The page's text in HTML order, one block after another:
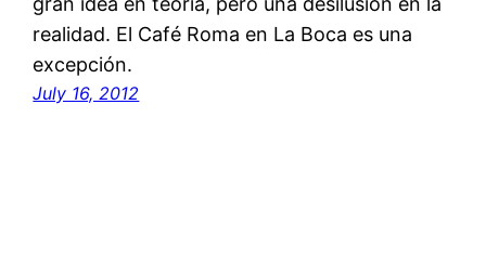
realidad. El Café Roma en La Boca es una
excepción.
July 16, 2012